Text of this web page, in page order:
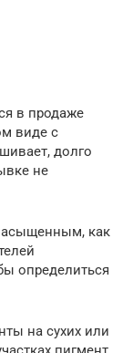
в продаже
виде с
долго
не
как
определиться
на сухих или